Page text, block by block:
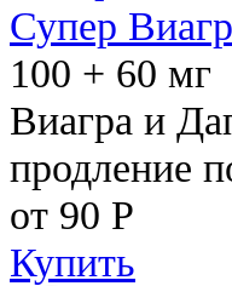
Супер
100 + 60 мг
Виагра и
продление
от 90 Р
Купить